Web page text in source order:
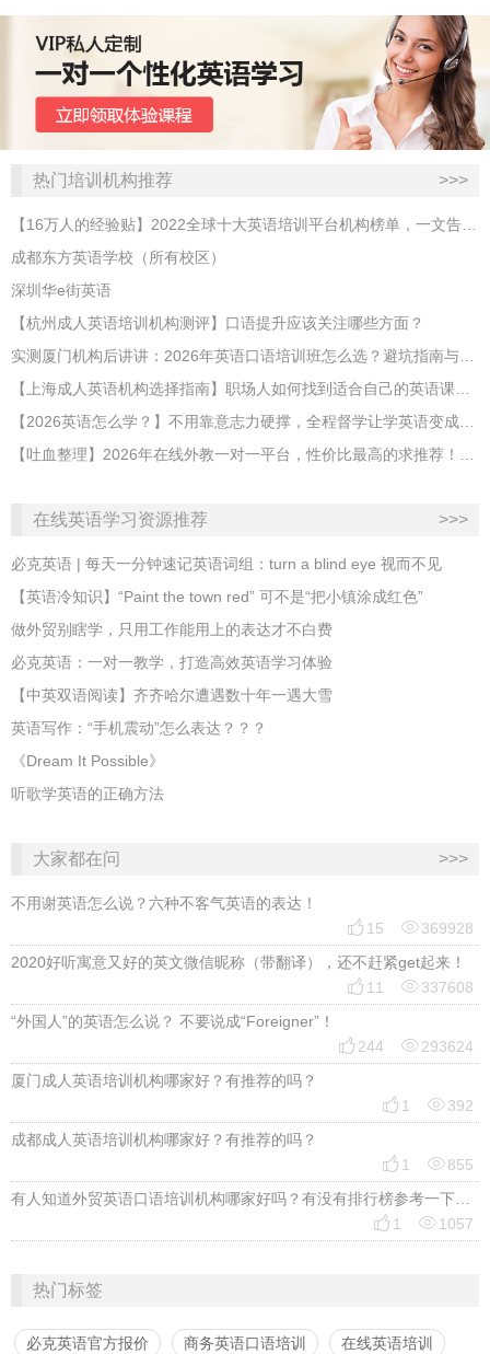
热门培训机构推荐 >>>
【16万人的经验贴】2022全球十大英语培训平台机构榜单，一文告诉你
成都东方英语学校（所有校区）
深圳华e街英语
【杭州成人英语培训机构测评】口语提升应该关注哪些方面？
实测厦门机构后讲讲：2026年英语口语培训班怎么选？避坑指南与高效学习新范式
【上海成人英语机构选择指南】职场人如何找到适合自己的英语课程？
【2026英语怎么学？】不用靠意志力硬撑，全程督学让学英语变成日常习惯
【吐血整理】2026年在线外教一对一平台，性价比最高的求推荐！哪家效果好？
在线英语学习资源推荐 >>>
必克英语 | 每天一分钟速记英语词组：turn a blind eye 视而不见
​【英语冷知识】“Paint the town red” 可不是“把小镇涂成红色”
做外贸别瞎学，只用工作能用上的表达才不白费
必克英语：一对一教学，打造高效英语学习体验
【中英双语阅读】齐齐哈尔遭遇数十年一遇大雪
英语写作：“手机震动”怎么表达？？？
《Dream It Possible》
听歌学英语的正确方法
大家都在问 >>>
不用谢英语怎么说？六种不客气英语的表达！
 15 369928
2020好听寓意又好的英文微信昵称（带翻译），还不赶紧get起来！
 11 337608
“外国人”的英语怎么说？ 不要说成“Foreigner”！
 244 293624
厦门成人英语培训机构哪家好？有推荐的吗？
 1 392
成都成人英语培训机构哪家好？有推荐的吗？
 1 855
有人知道外贸英语口语培训机构哪家好吗？有没有排行榜参考一下？最好说下费用
 1 1057
热门标签
必克英语官方报价 商务英语口语培训 在线英语培训